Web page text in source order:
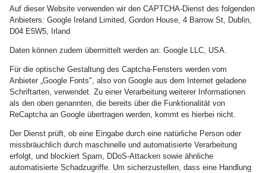
Auf dieser Website verwenden wir den CAPTCHA-Dienst des folgenden
Anbieters: Google Ireland Limited, Gordon House, 4 Barrow St, Dublin,
D04 E5W5, Irland
Daten können zudem übermittelt werden an: Google LLC, USA.
Für die optische Gestaltung des Captcha-Fensters werden vom
Anbieter „Google Fonts", also von Google aus dem Internet geladene
Schriftarten, verwendet. Zu einer Verarbeitung weiterer Informationen
als den oben genannten, die bereits über die Funktionalität von
ReCaptcha an Google übertragen werden, kommt es hierbei nicht.
Der Dienst prüft, ob eine Eingabe durch eine natürliche Person oder
missbräuchlich durch maschinelle und automatisierte Verarbeitung
erfolgt, und blockiert Spam, DDoS-Attacken sowie ähnliche
automatisierte Schadzugriffe. Um sicherzustellen, dass eine Handlung